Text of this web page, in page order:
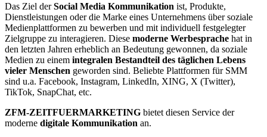
Das Ziel derSocial Media Kommunikation ist, Produkte,
Dienstleistungen oder die Marke eines Unternehmens über soziale
Medienplattformen zu bewerben und mit individuell festgelegter
Zielgruppe zu interagieren. Diese moderne Werbesprache hat in
den letzten Jahren erheblich an Bedeutung gewonnen, da soziale
Medien zu einem integralen Bestandteil des täglichen Lebens
vieler Menschen geworden sind. Beliebte Plattformen für SMM
sind u.a. Facebook, Instagram, LinkedIn, XING, X (Twitter),
TikTok, SnapChat, etc.
ZFM-ZEITFUERMARKETING bietet diesen Service der
moderne digitale Kommunikation an.